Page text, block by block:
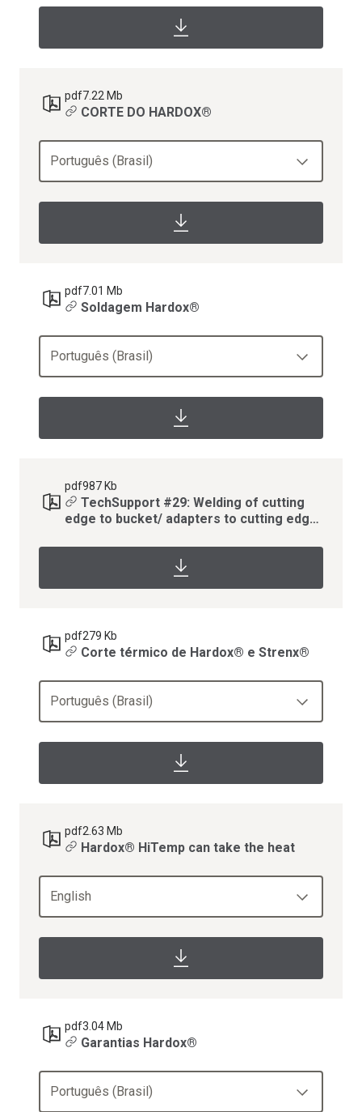
pdf7.22 Mb
CORTE DO HARDOX®
Português (Brasil)
pdf7.01 Mb
Soldagem Hardox®
Português (Brasil)
pdf987 Kb
TechSupport #29: Welding of cutting
edge to bucket/ adapters to cutting edge
pdf279 Kb
Corte térmico de Hardox® e Strenx®
Português (Brasil)
pdf2.63 Mb
Hardox® HiTemp can take the heat
English
pdf3.04 Mb
Garantias Hardox®
Português (Brasil)